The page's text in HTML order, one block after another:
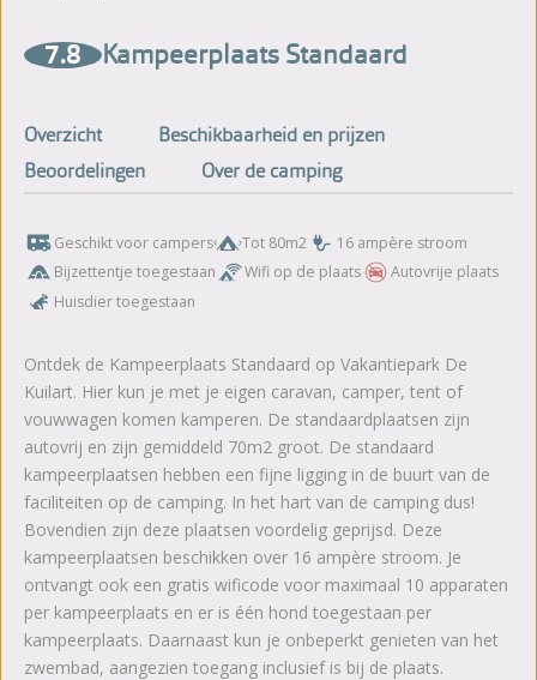
7.8 Kampeerplaats Standaard
Overzicht
Beschikbaarheid en prijzen
Beoordelingen
Over de camping
Geschikt voor campers Tot 80m2
16 ampère stroom
Bijzettentje toegestaan
Wifi op de plaats
Autovrije plaats
Huisdier toegestaan
Ontdek de Kampeerplaats Standaard op Vakantiepark De
Kuilart. Hier kun je met je eigen caravan, camper, tent of
vouwwagen komen kamperen. De standaardplaatsen zijn
autovrij en zijn gemiddeld 70m2 groot. De standaard
kampeerplaatsen hebben een fijne ligging in de buurt van de
faciliteiten op de camping. In het hart van de camping dus!
Bovendien zijn deze plaatsen voordelig geprijsd. Deze
kampeerplaatsen beschikken over 16 ampère stroom. Je
ontvangt ook een gratis wificode voor maximaal 10 apparaten
per kampeerplaats en er is één hond toegestaan per
kampeerplaats. Daarnaast kun je onbeperkt genieten van het
zwembad, aangezien toegang inclusief is bij de plaats.